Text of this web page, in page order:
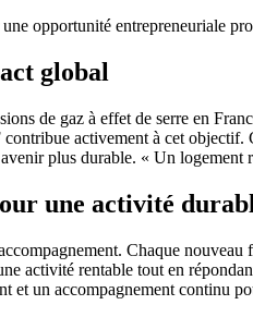
opportunité entrepreneuriale
global
de gaz à effet de serre en
activement à cet
plus durable. « Un
une activité
Chaque
activité rentable tout en
et un accompagnement continu